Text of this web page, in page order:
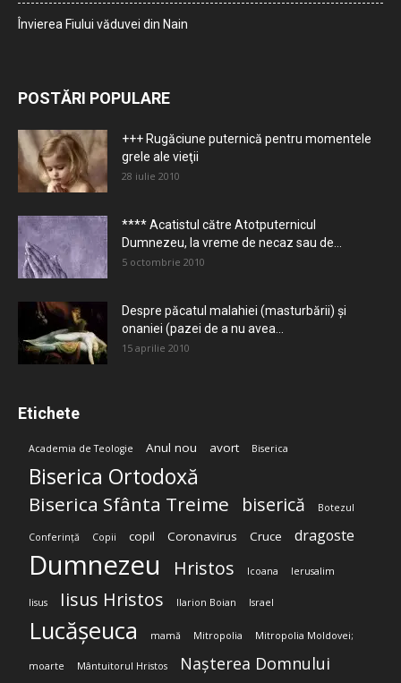
Învierea Fiului văduvei din Nain
POSTĂRI POPULARE
+++ Rugăciune puternică pentru momentele
grele ale vieţii
28 iulie 2010
**** Acatistul către Atotputernicul
Dumnezeu, la vreme de necaz sau de...
5 octombrie 2010
Despre păcatul malahiei (masturbării) şi
onaniei (pazei de a nu avea...
15 aprilie 2010
Etichete
Academia de Teologie Anul nou avort Biserica
Biserica Ortodoxă
Biserica Sfânta Treime biserică Botezul
Conferință Copii copil Coronavirus Cruce dragoste
Dumnezeu Hristos Icoana Ierusalim
Iisus Iisus Hristos Ilarion Boian Israel
Lucășeuca mamă Mitropolia Mitropolia Moldovei;
moarte Mântuitorul Hristos Nașterea Domnului